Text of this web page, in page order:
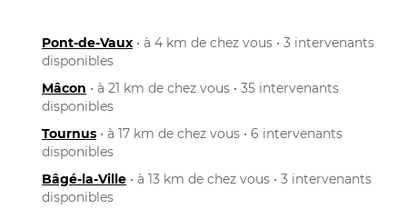
Pont-de-Vaux • à 4 km de chez vous • 3 intervenants
disponibles
Mâcon • à 21 km de chez vous • 35 intervenants
disponibles
Tournus • à 17 km de chez vous • 6 intervenants
disponibles
Bâgé-la-Ville • à 13 km de chez vous • 3 intervenants
disponibles